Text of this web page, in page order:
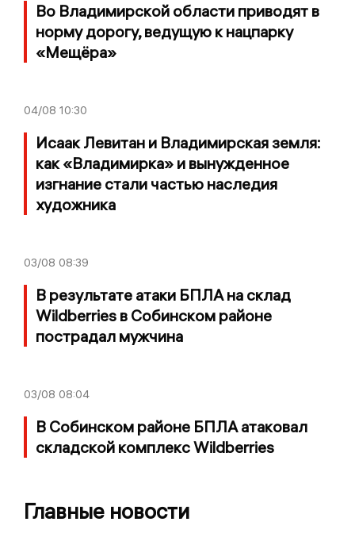
Во Владимирской области приводят в
норму дорогу, ведущую к нацпарку
«Мещёра»
04/08 10:30
Исаак Левитан и Владимирская земля:
как «Владимирка» и вынужденное
изгнание стали частью наследия
художника
03/08 08:39
В результате атаки БПЛА на склад
Wildberries в Собинском районе
пострадал мужчина
03/08 08:04
В Собинском районе БПЛА атаковал
складской комплекс Wildberries
Главные новости